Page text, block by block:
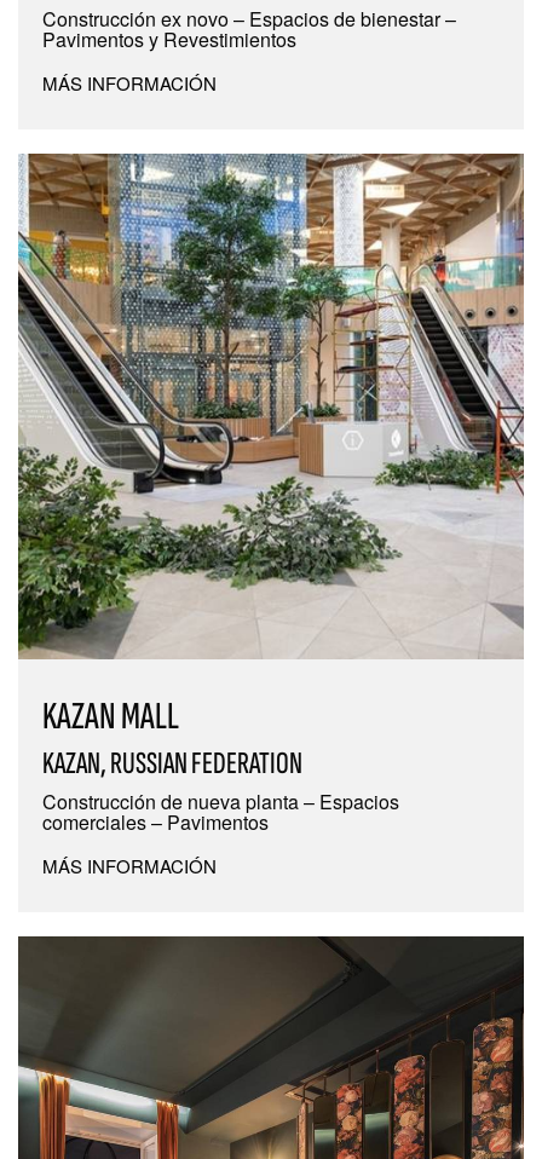
Construcción ex novo – Espacios de bienestar –
Pavimentos y Revestimientos
MÁS INFORMACIÓN
KAZAN MALL
KAZAN, RUSSIAN FEDERATION
Construcción de nueva planta – Espacios
comerciales – Pavimentos
MÁS INFORMACIÓN